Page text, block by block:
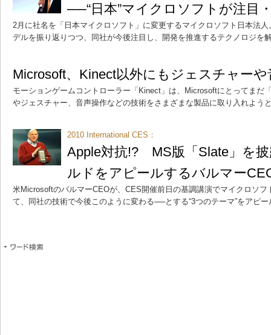
──“日本”マイクロソフトが注目
2月に社名を「日本マイクロソフト」に変更するマイクロソフト日本法
デルを振り返りつつ、同社が今後注目し、開発を推進するテクノロジを
Microsoft、Kinect以外にもジェスチャー
モーションゲームコントローラー「Kinect」は、Microsoftにとってまだ
やジェスチャー、音声操作などの技術をさまざまな製品に取り入れよう
2010 International CES：
Apple対抗!? MS版「Slate」を
ルドをアピールするバルマー
米MicrosoftのバルマーCEOが、CES開催前日の基調講演でマイクロソ
て、同社の技術で今後このように変わる──とする“3つのテーマ”をアピー